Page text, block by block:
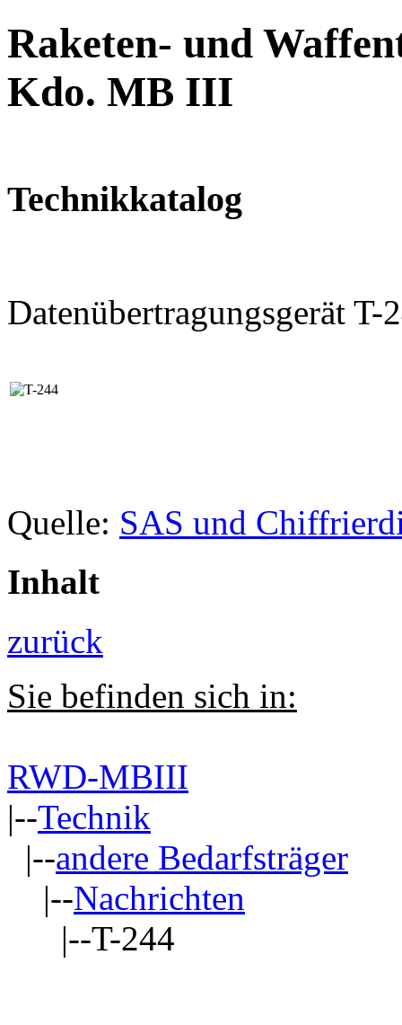
Raketen- und
Kdo. MB III
Technikkatalog
Datenübertragungsgerät T-
Quelle: SAS und
Inhalt
zurück
Sie befinden sich in:
RWD-MBIII
|--Technik
|--andere Bedarfsträger
|--Nachrichten
|--T-244